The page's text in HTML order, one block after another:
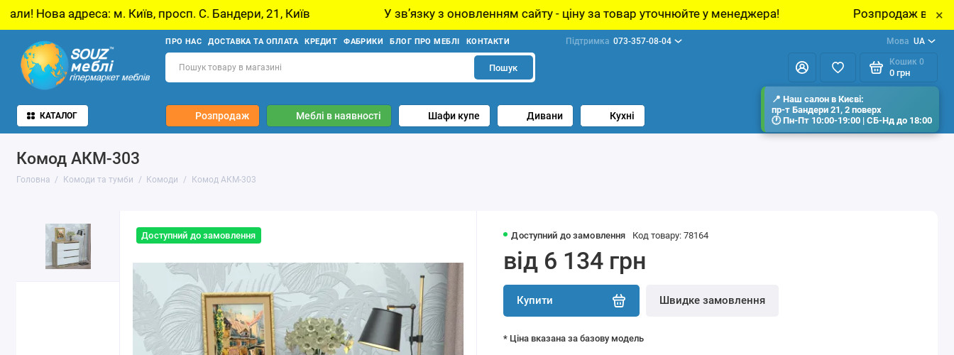
Київ, просп. С. Бандери, 21, Київ У звʼязку з оновленням сайту - ціну за товар уточнюйте у менеджера! Розпродаж виставкових зразків ×
ПРО НАС ДОСТАВКА ТА ОПЛАТА КРЕДИТ ФАБРИКИ БЛОГ ПРО МЕБЛІ КОНТАКТИ Підтримка 073-357-08-04 Мова UA
Пошук
Кошик 0
0 грн
КАТАЛОГ Розпродаж Меблі в наявності Шафи купе Дивани Кухні
Комод АКМ-303
Головна Комоди та тумби Комоди Комод АКМ-303
Доступний до замовлення Доступний до замовлення Код товару: 78164
від 6 134 грн
Купити Швидке замовлення
* Ціна вказана за базову модель